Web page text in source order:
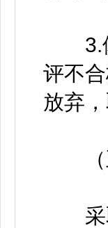
3.体
评不
放弃
（
采取